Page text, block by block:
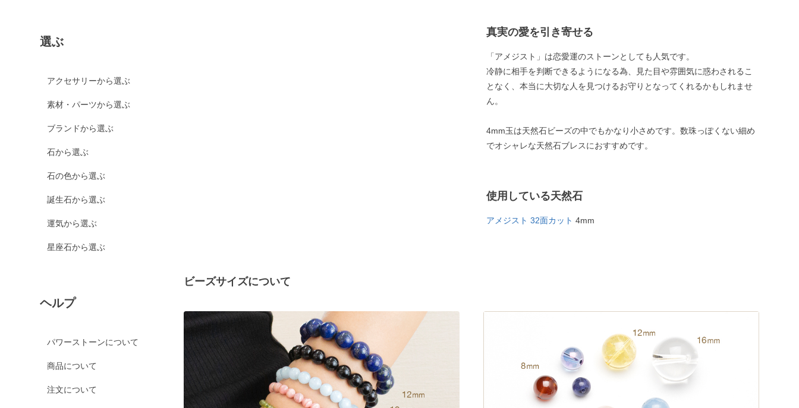
選ぶ
アクセサリーから選ぶ
素材・パーツから選ぶ
ブランドから選ぶ
石から選ぶ
石の色から選ぶ
誕生石から選ぶ
運気から選ぶ
星座石から選ぶ
ヘルプ
パワーストーンについて
商品について
注文について
真実の愛を引き寄せる
「アメジスト」は恋愛運のストーンとしても人気です。
冷静に相手を判断できるようになる為、見た目や雰囲気に惑わされるこ
となく、本当に大切な人を見つけるお守りとなってくれるかもしれませ
ん。
4mm玉は天然石ビーズの中でもかなり小さめです。数珠っぽくない細め
でオシャレな天然石ブレスにおすすめです。
使用している天然石
アメジスト 32面カット 4mm
ビーズサイズについて